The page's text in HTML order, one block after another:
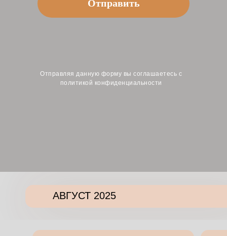
Отправить
Отправляя данную форму вы соглашаетесь с
политикой конфиденциальности
АВГУСТ 2025